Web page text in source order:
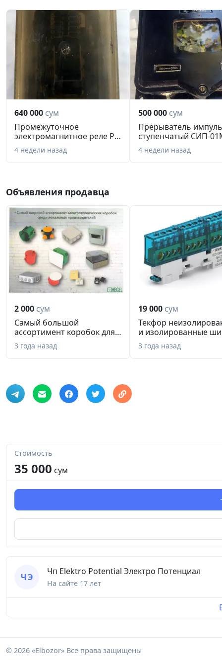
640 000 сум
Промежуточное
электромагнитное реле РП
23 УХЛ4
4 недели назад
500 000 сум
Прерыватель
ступенчатый СИП-
220В (Н...
4 недели назад
Объявления продавца
2 000 сум
Самый большой
ассортимент коробок для
электромонта...
3 года назад
19 000 сум
Текфор
и изолированные
ноль
3 года назад
Стоимость
35 000 сум
Ч Э
Чп Elektro Potential Электро Потенциал
На сайте 17 лет
© 2026 «Elbozor» Все права защищены